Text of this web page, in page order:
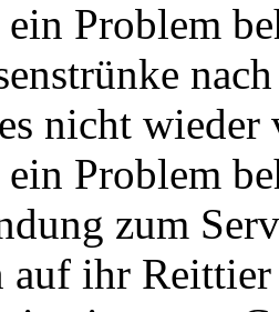
Problem
nicht wieder
Problem
zum
ihr Reittier